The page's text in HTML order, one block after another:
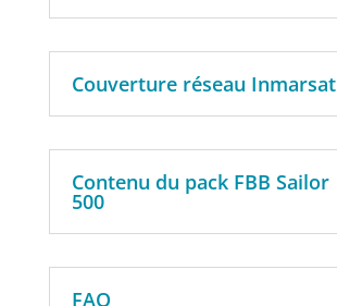
Couverture réseau Inmarsat
Contenu du pack FBB Sailor
500
FAQ